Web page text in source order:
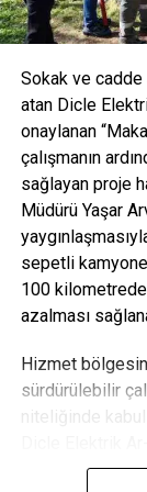
Sokak ve cadde
atan Dicle
onaylanan
çalışmanın
sağlayan proje
Müdürü Yaşar
sepetli
100
azalması
Hizmet
sürdürülebilir
niteliğinde
doğan ve 18